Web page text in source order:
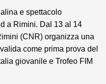
e spettacolo
a Rimini. Dal 13 al 14
(CNR) organizza una
come prima prova del
giovanile e Trofeo FIM